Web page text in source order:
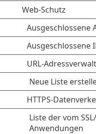
Web-Schutz
Ausgeschlossene
Ausgeschlossene
URL-
Neue Liste
HTTPS-
Liste der vom
Anwendungen